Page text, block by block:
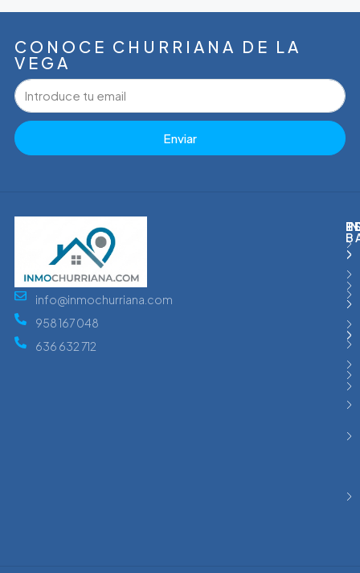
CONOCE CHURRIANA DE LA
VEGA
Enviar
info@inmochurriana.com
958 167 048
636 632 712